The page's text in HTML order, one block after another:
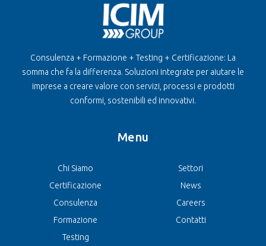
Consulenza + Formazione + Testing + Certificazione: La
somma che fa la differenza. Soluzioni integrate per aiutare le
imprese a creare valore con servizi, processi e prodotti
conformi, sostenibili ed innovativi.
Menu
Chi Siamo
Certificazione
Consulenza
Formazione
Testing
Settori
News
Careers
Contatti